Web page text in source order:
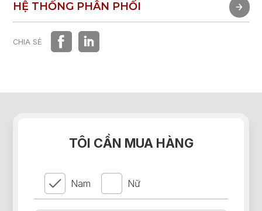
HỆ THỐNG PHÂN PHỐI
HỆ THỐNG PHÂN PHỐI
CHIA SẺ
TÔI CẦN MUA HÀNG
Nam Nữ